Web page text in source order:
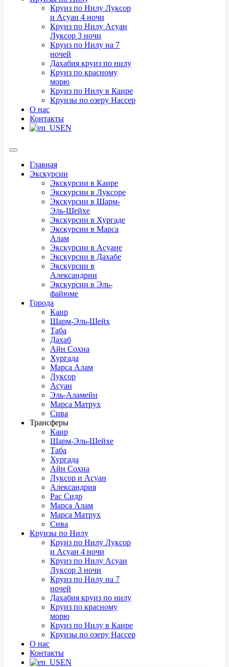
Круиз по Нилу Луксор
и Асуан 4 ночи
Круиз по Нилу Асуан
Луксор 3 ночи
Круиз по Нилу на 7
ночей
Дахабия круиз по нилу
Круиз по красному
морю
Круиз по Нилу в Каире
Круизы по озеру Нассер
О нас
Контакты
EN
Главная
Экскурсии
Экскурсии в Каире
Экскурсии в Луксоре
Экскурсии в Шарм-
Эль-Шейхе
Экскурсии в Хургаде
Экскурсии в Марса
Алам
Экскурсии в Асуане
Экскурсии в Дахабе
Экскурсии в
Александрии
Экскурсии в Эль-
файюме
Города
Каир
Шарм-Эль-Шейх
Таба
Дахаб
Айн Сохна
Хургада
Марса Алам
Луксор
Асуан
Эль-Аламейн
Марса Матрух
Сива
Трансферы
Каир
Шарм-Эль-Шейхе
Таба
Хургада
Айн Сохна
Луксор и Асуан
Александрия
Рас Сидр
Марса Алам
Марса Матрух
Сива
Круизы по Нилу
Круиз по Нилу Луксор
и Асуан 4 ночи
Круиз по Нилу Асуан
Луксор 3 ночи
Круиз по Нилу на 7
ночей
Дахабия круиз по нилу
Круиз по красному
морю
Круиз по Нилу в Каире
Круизы по озеру Нассер
О нас
Контакты
EN